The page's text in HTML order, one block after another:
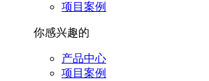
项目案例
你感兴趣的
产品中心
项目案例